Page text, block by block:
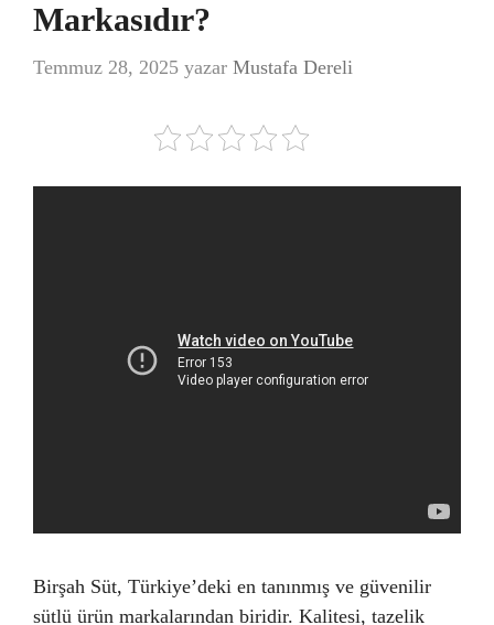
Markasıdır?
Temmuz 28, 2025 yazar Mustafa Dereli
Birşah Süt, Türkiye’deki en tanınmış ve güvenilir
sütlü ürün markalarından biridir. Kalitesi, tazelik